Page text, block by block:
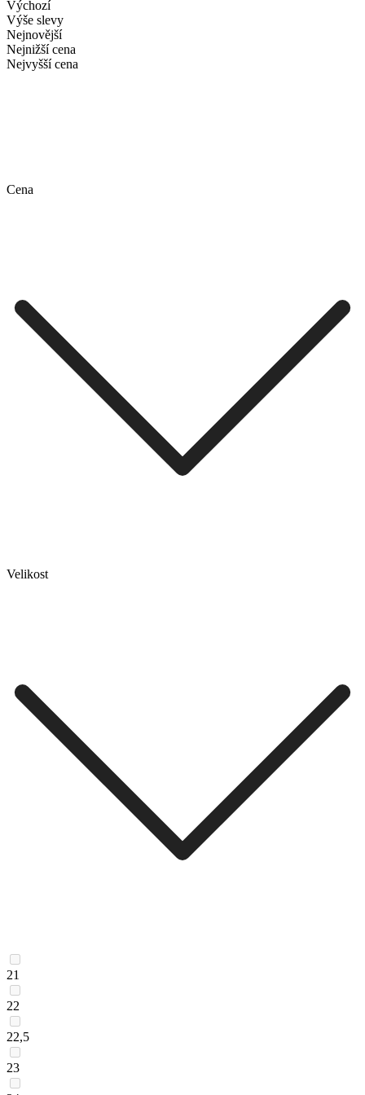
Výchozí
Výše slevy
Nejnovější
Nejnižší cena
Nejvyšší cena
Cena
Velikost
21
22
22,5
23